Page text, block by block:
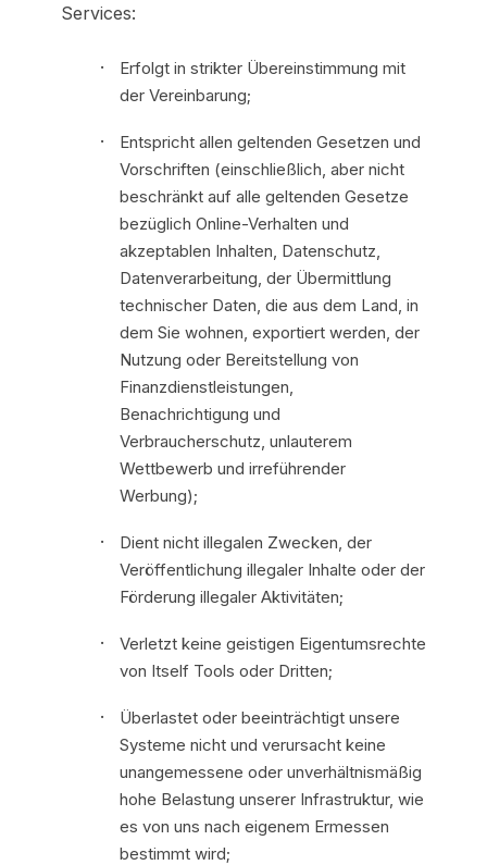
Services:
Erfolgt in strikter Übereinstimmung mit
der Vereinbarung;
Entspricht allen geltenden Gesetzen und
Vorschriften (einschließlich, aber nicht
beschränkt auf alle geltenden Gesetze
bezüglich Online-Verhalten und
akzeptablen Inhalten, Datenschutz,
Datenverarbeitung, der Übermittlung
technischer Daten, die aus dem Land, in
dem Sie wohnen, exportiert werden, der
Nutzung oder Bereitstellung von
Finanzdienstleistungen,
Benachrichtigung und
Verbraucherschutz, unlauterem
Wettbewerb und irreführender
Werbung);
Dient nicht illegalen Zwecken, der
Veröffentlichung illegaler Inhalte oder der
Förderung illegaler Aktivitäten;
Verletzt keine geistigen Eigentumsrechte
von Itself Tools oder Dritten;
Überlastet oder beeinträchtigt unsere
Systeme nicht und verursacht keine
unangemessene oder unverhältnismäßig
hohe Belastung unserer Infrastruktur, wie
es von uns nach eigenem Ermessen
bestimmt wird;